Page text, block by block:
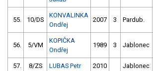
55. 10/DS
KONVALINKA
Ondřej
2007 3 Pardub.
56. 5/VM
KOPIČKA
Ondřej
1989 3 Jablonec
57. 8/ZS LUBAS Petr 2010 Jablonec